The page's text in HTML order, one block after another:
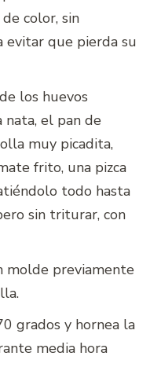
color, sin
evitar que pierda su
los huevos
nata, el pan de
muy picadita,
frito, una pizca
todo hasta
sin triturar, con
molde previamente
grados y hornea la
media hora